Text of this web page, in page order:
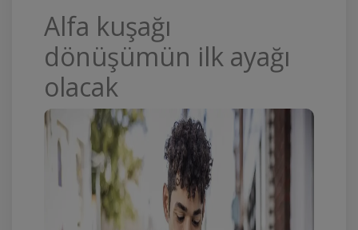
Alfa kuşağı
dönüşümün ilk ayağı
olacak